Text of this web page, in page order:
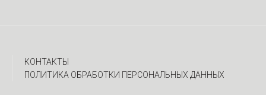
КОНТАКТЫ
ПОЛИТИКА ОБРАБОТКИ ПЕРСОНАЛЬНЫХ ДАННЫХ